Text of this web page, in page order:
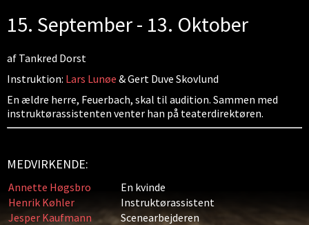
15. September - 13. Oktober
af Tankred Dorst
Instruktion: Lars Lunøe & Gert Duve Skovlund
En ældre herre, Feuerbach, skal til audition. Sammen med
instruktørassistenten venter han på teaterdirektøren.
MEDVIRKENDE:
Annette Høgsbro
En kvinde
Henrik Køhler
Instruktørassistent
Jesper Kaufmann
Scenearbejderen